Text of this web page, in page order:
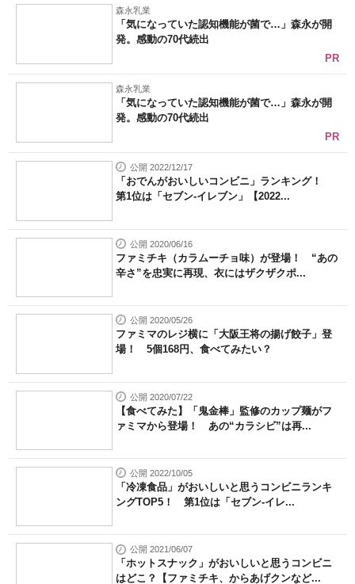
森永乳業
「気になっていた認知機能が菌で…」森永が開
発。感動の70代続出
PR
森永乳業
「気になっていた認知機能が菌で…」森永が開
発。感動の70代続出
PR
公開 2022/12/17
「おでんがおいしいコンビニ」ランキング！
第1位は「セブン-イレブン」【2022...
公開 2020/06/16
ファミチキ（カラムーチョ味）が登場！ “あの
辛さ”を忠実に再現、衣にはザクザクポ...
公開 2020/05/26
ファミマのレジ横に「大阪王将の揚げ餃子」登
場！ 5個168円、食べてみたい？
公開 2020/07/22
【食べてみた】「鬼金棒」監修のカップ麺がフ
ァミマから登場！ あの“カラシビ”は再...
公開 2022/10/05
「冷凍食品」がおいしいと思うコンビニランキ
ングTOP5！ 第1位は「セブン-イレ...
公開 2021/06/07
「ホットスナック」がおいしいと思うコンビニ
はどこ？【ファミチキ、からあげクンなど...